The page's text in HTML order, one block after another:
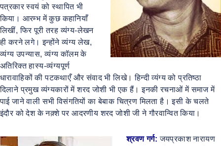
पत्रकार स्वयं को स्थापित भी
किया। आरम्भ में कुछ कहानियाँ
लिखीं, फिर पूरी तरह व्यंग्य-लेखन
ही करने लगे। इन्होंने व्यंग्य लेख,
व्यंग्य उपन्यास, व्यंग्य कॉलम के
अतिरिक्त हास्य-व्यंग्यपूर्ण
धारावाहिकों की पटकथाएँ और संवाद भी लिखे। हिन्दी व्यंग्य को प्रतिष्ठा
दिलाने प्रमुख व्यंग्यकारों में शरद जोशी भी एक हैं। इनकी रचनाओं में समाज में
पाई जाने वाली सभी विसंगतियों का बेबाक चित्रण मिलता है। इसी के चलते
इंदौर को देश के नक़्शे पर आदरणीय शरद जोशी जी ने गौरवान्वित किया।
श्रवण गर्ग: जयप्रकाश नारायण